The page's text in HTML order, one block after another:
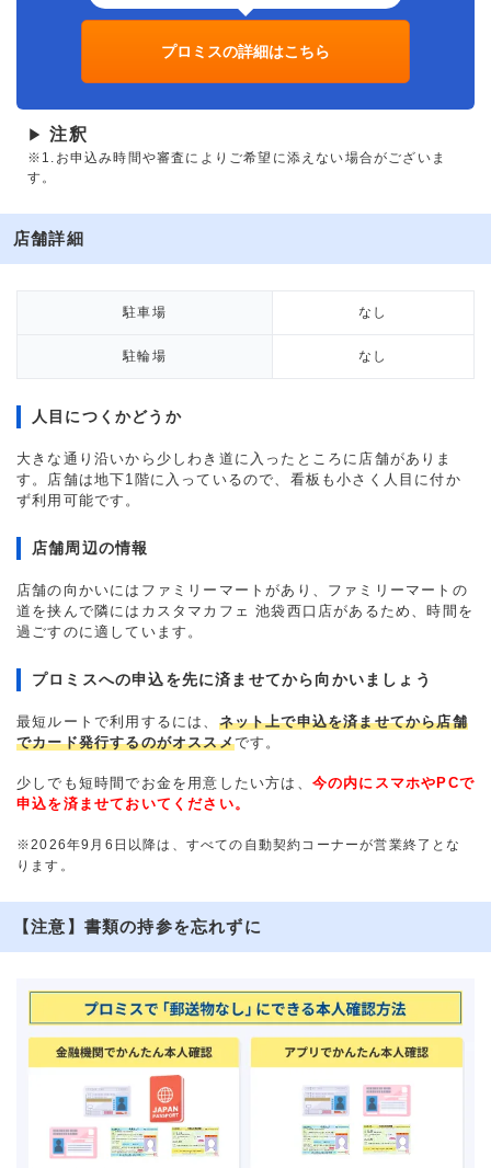
プロミスの詳細はこちら
▶ 注釈
※1.お申込み時間や審査によりご希望に添えない場合がございま
す。
店舗詳細
駐車場 なし
駐輪場 なし
人目につくかどうか
大きな通り沿いから少しわき道に入ったところに店舗がありま
す。店舗は地下1階に入っているので、看板も小さく人目に付か
ず利用可能です。
店舗周辺の情報
店舗の向かいにはファミリーマートがあり、ファミリーマートの
道を挟んで隣にはカスタマカフェ 池袋西口店があるため、時間を
過ごすのに適しています。
プロミスへの申込を先に済ませてから向かいましょう
最短ルートで利用するには、 ネット上で申込を済ませてから店舗
でカード発行するのがオススメです。
少しでも短時間でお金を用意したい方は、 今の内にスマホやPCで
申込を済ませておいてください。
※2026年9月6日以降は、すべての自動契約コーナーが営業終了とな
ります。
【注意】書類の持参を忘れずに